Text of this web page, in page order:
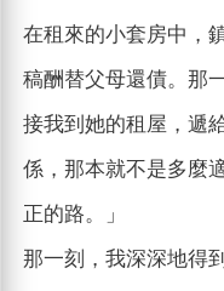
在租來的小套房中，
稿酬替父母還債。那
接我到她的租屋，遞
係，那本就不是多麼
正的路。」
那一刻，我深深地得